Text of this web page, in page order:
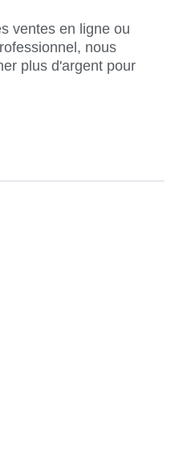
ventes en ligne ou
nous
plus d'argent pour